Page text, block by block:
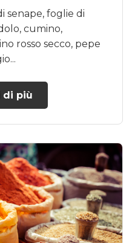
senape, foglie di
cumino,
rosso secco, pepe
di più